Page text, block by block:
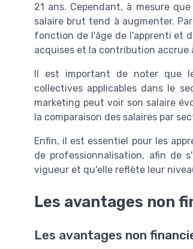
21 ans. Cependant, à mesure
salaire brut tend à augmenter.
fonction de l'âge de l'apprenti et
acquises et la contribution accrue
Il est important de noter que
collectives applicables dans le
marketing peut voir son salaire
la comparaison des salaires par
Enfin, il est essentiel pour les
de professionnalisation, afin de
vigueur et qu'elle reflète leur
Les avantages non
Les avantages non